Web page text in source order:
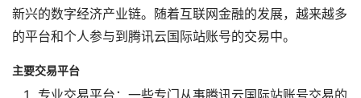
新兴的数字经济产业链。随着互联网金融的发展，越来越多
的平台和个人参与到腾讯云国际站账号的交易中。
主要交易平台
专业交易平台：一些专门从事腾讯云国际站账号交易的